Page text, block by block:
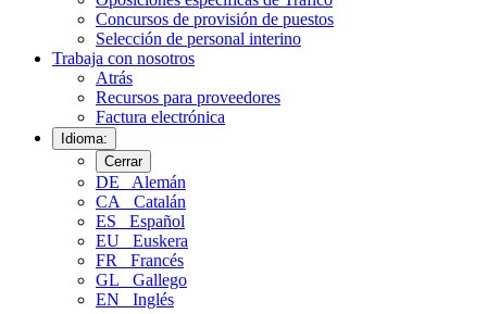
Concursos de provisión de puestos
Selección de personal interino
Trabaja con nosotros
Atrás
Recursos para proveedores
Factura electrónica
Idioma:
Cerrar
DE
Alemán
CA
Catalán
ES
Español
EU
Euskera
FR
Francés
GL
Gallego
EN
Inglés